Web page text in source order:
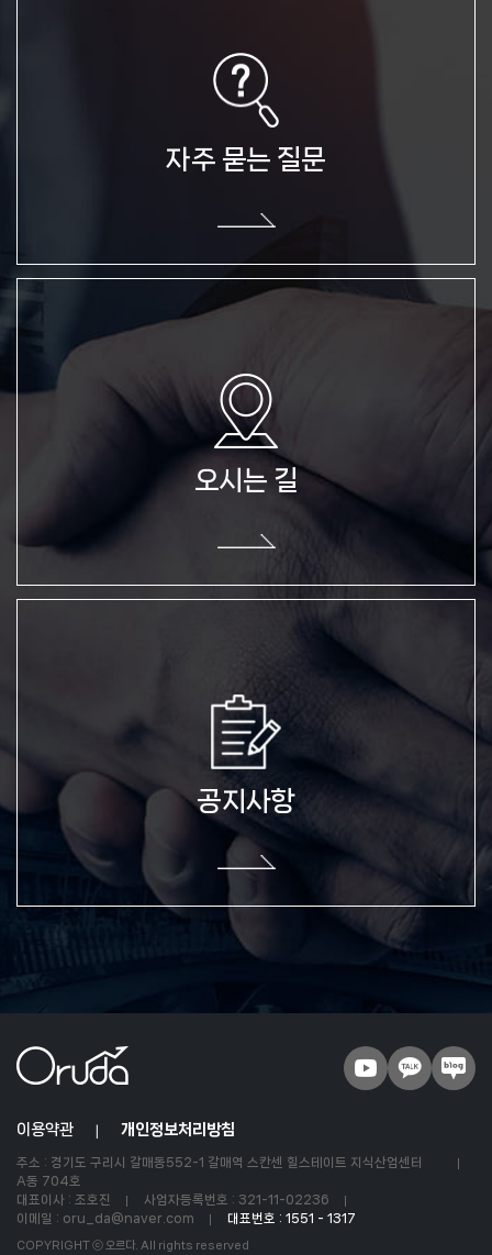
문의유형, 업체 명, 담당자 명, 담당자 연락처, 이메일, 문의내용,
온라인 문의
- 문의내역 접수 및 답변 처리
개인정보의 보유 및 이용기간
원칙적으로, 개인정보 수집 및 이용목적이 달성된 후에는 해당
정보를 지체 없이 파기합니다. 단, 관계법령의 규정에 의하여
보존할 필요가 있는 경우 회사는 아래와 같이 관계법령에서 정한
일정한 기간 동안 이용자정보를 보관합니다.
- 보존 기간 : 온라인 문의 피드백 종료시까지
개인정보의 파기절차 및 방법
회사는 원칙적으로 개인정보 수집 및 이용목적이 달성된 후에는
이용자님이 문의사항 접수 등을 위해 입력하신 정보는 목적이
달성된 후 별도의 DB로 옮겨져(종이의 경우 별도의 서류함) 내부
방침 및 기타 관련 법령에 의한 정보보호 사유에 따라(보유 및
이용기간 참조) 일정 기간 저장된 후 파기되어 집니다.
별도 DB로 옮겨진 개인정보는 법률에 의한 경우가 아니고서는
보유되어지는 이외의 다른 목적으로 이용되지 않습니다.
파기방법
- 전자적 파일형태로 저장된 개인정보는 기록을 재생할 수 없는
기술적 방법을 사용하여 삭제합니다.
않습니다. 다만, 아래의 경우에는 예외로 합니다.
- 이용자들이 사전에 동의한 경우
방법에 따라 수사기관의 요구가 있는 경우
정보주체와 법정대리인의 권리 및 의무 및 행사방법
정보주체는 회사에 대해 언제든지 다음 각 호의 개인정보 보호 관련
권리를 행사할 수 있습니다.
고객서비스담당 부서 : 고객지원부
자주 묻는 질문
오시는 길
공지사항
이용약관 개인정보처리방침
주소 : 경기도 구리시 갈매동552-1 갈매역 스칸센 힐스테이트 지식산업센터
A동 704호
대표이사 : 조호진
사업자등록번호 : 321-11-02236
이메일 : oru_da@naver.com
대표번호 : 1551 - 1317
COPYRIGHT ⓒ 오르다. All rights reserved